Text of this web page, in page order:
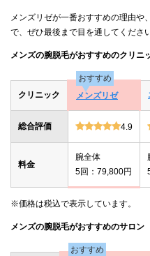
メンズリゼが一番おすすめの理由
で、ぜひ最後まで目を通してください
メンズの腕脱毛がおすすめのクリニ
クリニック
おすすめ
メンズリゼ
総合評価 4.9
料金
腕全体
5回：79,800円
※価格は税込で表示しています。
メンズの腕脱毛がおすすめのサロン
おすすめ